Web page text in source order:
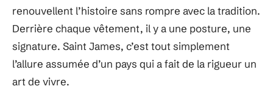
renouvellent l’histoire sans rompre avec la tradition.
Derrière chaque vêtement, il y a une posture, une
signature. Saint James, c’est tout simplement
l’allure assumée d’un pays qui a fait de la rigueur un
art de vivre.